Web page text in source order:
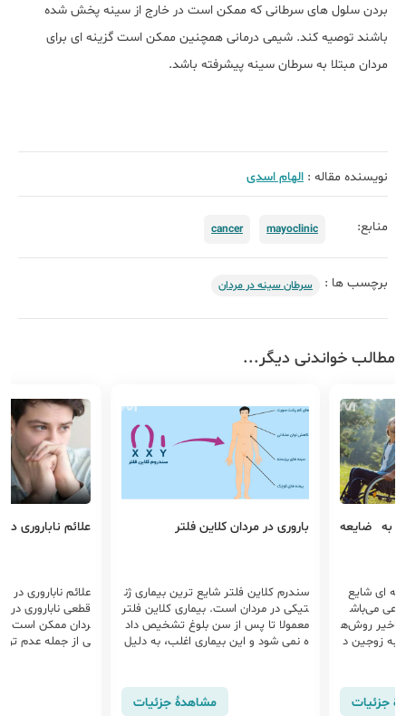
بردن سلول های سرطانی که ممکن است در خارج از سینه پخش شده
باشند توصیه کند. شیمی درمانی همچنین ممکن است گزینه ای برای
مردان مبتلا به سرطان سینه پیشرفته باشد.
نویسنده مقاله : الهام اسدی
منابع: mayoclinic
cancer
برچسب ها : سرطان سینه در مردان
مطالب خواندنی دیگر...
فلتر
ترین بیماری ژن
بیماری کلاین فلتر
بلوغ تشخیص داد
اغلب، به دلیل
بیلmicroTESE یا ICSI، امکان باروری اف
فراهم می گردد.
مشاهدهٔ جزئیات
​علائم ناباروری در مردان
​علائم ناباروری در مردان به معنای اثبات
قطعی ناباروری در مرد نبوده و ناباروری م
ردان ممکن است دارای علت های مختلف
ی از جمله عدم تولید اسپرم، نقص در ح
مشاهدهٔ جزئیات
تاثیر
ه در اثر
ردانه
نامطلوبی